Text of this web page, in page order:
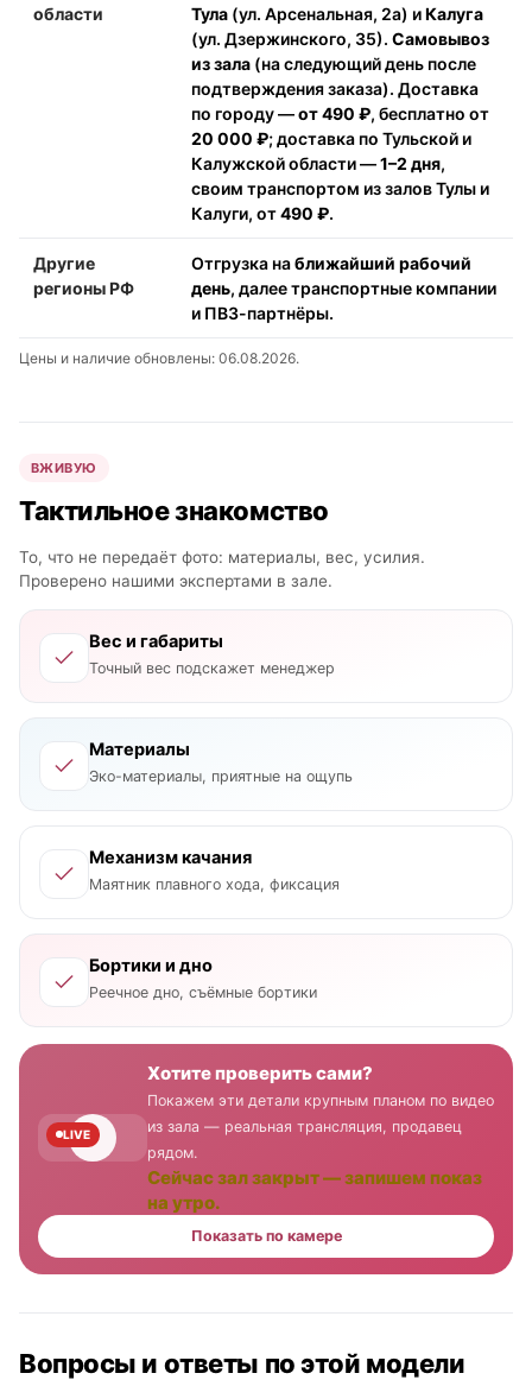
области
Тула (ул. Арсенальная, 2а) иКалуга
(ул. Дзержинского, 35). Самовывоз
из зала (на следующий день после
подтверждения заказа). Доставка
по городу —от 490 ₽, бесплатно от
20 000 ₽; доставка по Тульской и
Калужской области —1–2 дня,
своим транспортом из залов Тулы и
Калуги, от490 ₽.
Другие
регионы РФ
Отгрузка наближайший рабочий
день, далее транспортные компании
и ПВЗ-партнёры.
Цены и наличие обновлены: 06.08.2026.
ВЖИВУЮ
Тактильное знакомство
То, что не передаёт фото: материалы, вес, усилия.
Проверено нашими экспертами в зале.
Вес и габариты
Точный вес подскажет менеджер
Материалы
Эко-материалы, приятные на ощупь
Механизм качания
Маятник плавного хода, фиксация
Бортики и дно
Реечное дно, съёмные бортики
LIVE
Хотите проверить сами?
Покажем эти детали крупным планом по видео
из зала — реальная трансляция, продавец
рядом.
Сейчас зал закрыт — запишем показ
на утро.
Показать по камере
Вопросы и ответы по этой модели